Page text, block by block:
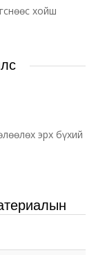
хойш
эрх бүхий